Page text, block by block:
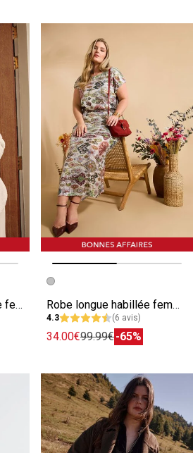
Manteau court bouclette femme
Image précédente
Image suivante
Robe longue habillée femme
4.3 (6 avis)
34.00€99.99€-65%